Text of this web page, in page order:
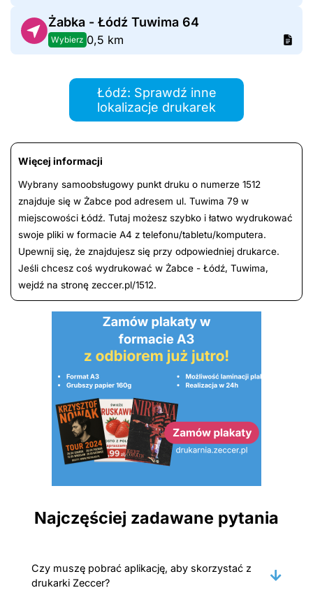
Żabka - Łódź Tuwima 64
Wybierz 0,5 km
Łódź: Sprawdź inne
lokalizacje drukarek
Więcej informacji
Wybrany samoobsługowy punkt druku o numerze 1512
znajduje się w Żabce pod adresem ul. Tuwima 79 w
miejscowości Łódź. Tutaj możesz szybko i łatwo wydrukować
swoje pliki w formacie A4 z telefonu/tabletu/komputera.
Upewnij się, że znajdujesz się przy odpowiedniej drukarce.
Jeśli chcesz coś wydrukować w Żabce - Łódź, Tuwima,
wejdź na stronę zeccer.pl/1512.
Najczęściej zadawane pytania
Czy muszę pobrać aplikację, aby skorzystać z
drukarki Zeccer?